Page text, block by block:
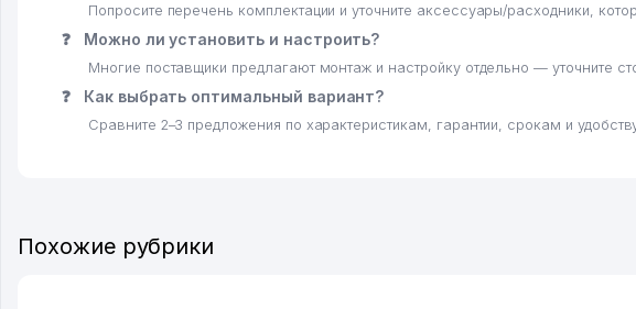
Попросите перечень комплектации и уточните аксессуары/расходники,
❓ Можно ли установить и настроить?
Многие поставщики предлагают монтаж и настройку отдельно — уточните
❓ Как выбрать оптимальный вариант?
Сравните 2–3 предложения по характеристикам, гарантии, срокам и
Похожие рубрики